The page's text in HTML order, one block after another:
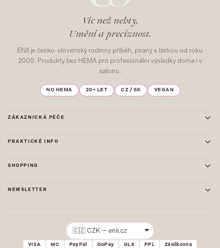
Víc než nehty.
Umění a preciznost.
ENII je česko-slovenský rodinný příběh, psaný s láskou od roku
2005. Produkty bez HEMA pro profesionální výsledky doma i v
salonu.
NO HEMA 20+ LET CZ / SK VEGAN
ZÁKAZNICKÁ PÉČE
Časté dotazy
Mapa stránek
PRAKTICKÉ INFO
Prodejna: Uherské Hradiště
Ochrana osobních údajů
SHOPPING
GEL LAKY
NEWSLETTER
VISA MC PayPal GoPay GLS PPL Zásilkovna